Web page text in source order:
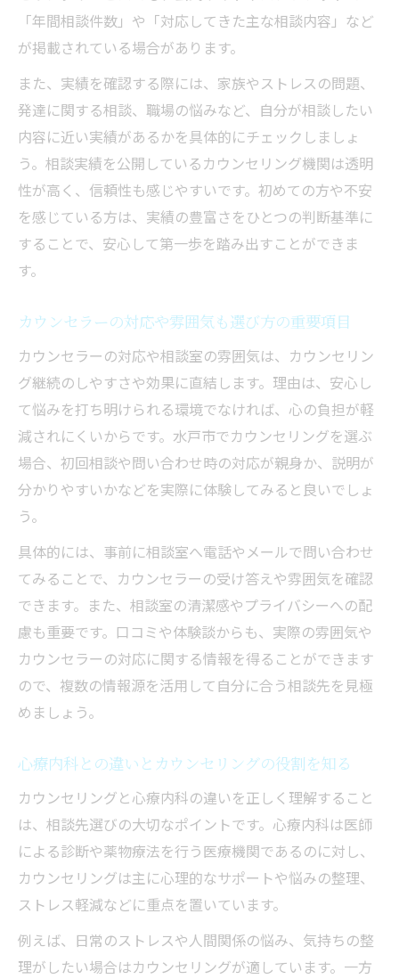
「年間相談件数」や「対応してきた主な相談内容」など
が掲載されている場合があります。
また、実績を確認する際には、家族やストレスの問題、
発達に関する相談、職場の悩みなど、自分が相談したい
内容に近い実績があるかを具体的にチェックしましょ
う。相談実績を公開しているカウンセリング機関は透明
性が高く、信頼性も感じやすいです。初めての方や不安
を感じている方は、実績の豊富さをひとつの判断基準に
することで、安心して第一歩を踏み出すことができま
す。
カウンセラーの対応や雰囲気も選び方の重要項目
カウンセラーの対応や相談室の雰囲気は、カウンセリン
グ継続のしやすさや効果に直結します。理由は、安心し
て悩みを打ち明けられる環境でなければ、心の負担が軽
減されにくいからです。水戸市でカウンセリングを選ぶ
場合、初回相談や問い合わせ時の対応が親身か、説明が
分かりやすいかなどを実際に体験してみると良いでしょ
う。
具体的には、事前に相談室へ電話やメールで問い合わせ
てみることで、カウンセラーの受け答えや雰囲気を確認
できます。また、相談室の清潔感やプライバシーへの配
慮も重要です。口コミや体験談からも、実際の雰囲気や
カウンセラーの対応に関する情報を得ることができます
ので、複数の情報源を活用して自分に合う相談先を見極
めましょう。
心療内科との違いとカウンセリングの役割を知る
カウンセリングと心療内科の違いを正しく理解すること
は、相談先選びの大切なポイントです。心療内科は医師
による診断や薬物療法を行う医療機関であるのに対し、
カウンセリングは主に心理的なサポートや悩みの整理、
ストレス軽減などに重点を置いています。
例えば、日常のストレスや人間関係の悩み、気持ちの整
理がしたい場合はカウンセリングが適しています。一方